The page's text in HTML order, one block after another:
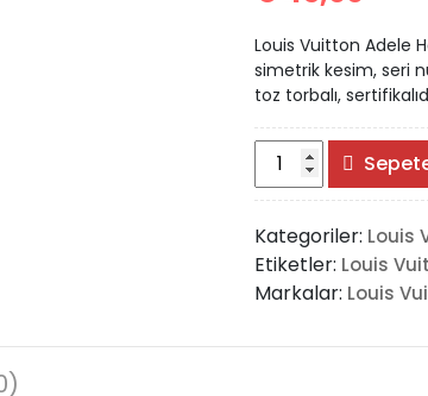
Louis Vuitton Adele
simetrik kesim, seri
toz torbalı,
Louis
Vuitton
Adele
adet
Kategoriler: Louis
Etiketler: Louis
Markalar: Louis